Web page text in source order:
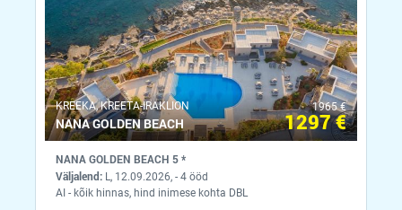
KREEKA, KREETA-IRAKLION
NANA GOLDEN BEACH
1965 €
1297 €
NANA GOLDEN BEACH 5 *
Väljalend: L, 12.09.2026, - 4 ööd
AI - kõik hinnas, hind inimese kohta DBL